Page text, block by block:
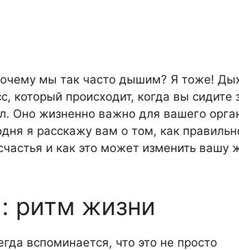
мы так часто дышим? Я тоже!
который происходит, когда вы сидите
Оно жизненно важно для вашего
я расскажу вам о том, как
и как это может изменить вашу
ритм жизни
вспоминается, что это не просто